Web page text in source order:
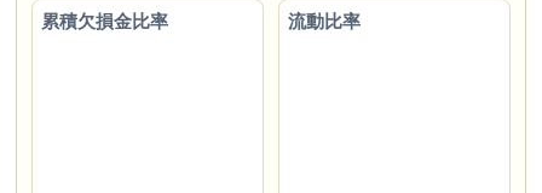
累積欠損金比率 流動比率